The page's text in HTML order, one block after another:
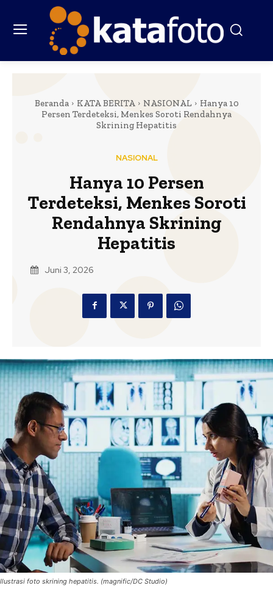
Beranda KATA BERITA NASIONAL
Hanya 10
Persen Terdeteksi, Menkes Soroti Rendahnya
Skrining Hepatitis
NASIONAL
Hanya 10 Persen
Terdeteksi, Menkes Soroti
Rendahnya Skrining
Hepatitis
Juni 3, 2026
Ilustrasi foto skrining hepatitis. (magnific/DC Studio)